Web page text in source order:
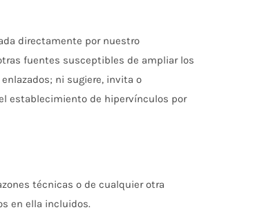
directamente por nuestro
fuentes susceptibles de ampliar los
ni sugiere, invita o
establecimiento de hipervínculos por
técnicas o de cualquier otra
en ella incluidos.